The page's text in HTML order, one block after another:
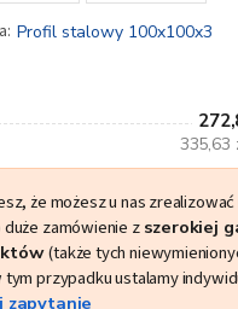
Profil stalowy 100x100x3
335,63
że możesz u nas
zamówienie z szerokiej
(także tych
przypadku ustalamy
zapytanie